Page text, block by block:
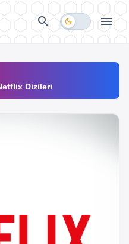
search dark_mode menu
Dizileri